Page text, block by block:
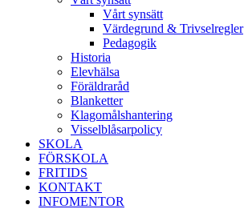
Vårt synsätt
Värdegrund & Trivselregler
Pedagogik
Historia
Elevhälsa
Föräldraråd
Blanketter
Klagomålshantering
Visselblåsarpolicy
SKOLA
FÖRSKOLA
FRITIDS
KONTAKT
INFOMENTOR